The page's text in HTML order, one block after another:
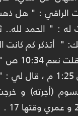
الراقي : " هل
: " الحمد لله..
أتذكر كم كانت
إلى هنا
الساعة فإذا هي 1:25
(أجرته) و